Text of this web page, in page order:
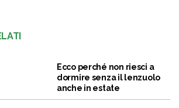
Ecco perché non riesci a
dormire senza il lenzuolo
anche in estate